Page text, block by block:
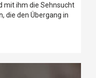
mit ihm die Sehnsucht
die den Übergang in